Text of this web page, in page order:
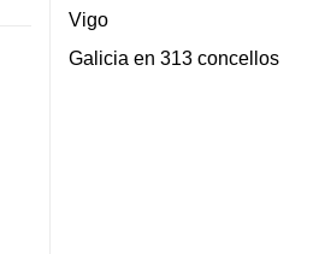
Vigo
Galicia en 313 concellos